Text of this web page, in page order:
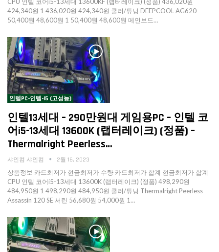
424,340원 1 436,020원 424,340원 쿨러/튜닝 DEEPCOOL AG620
50,400원 48,600원 1 50,400원 48,600원 메인보드…
인텔PC-인텔-I5 (고성능)
인텔13세대 – 290만원대 게임용PC – 인텔 코
어i5-13세대 13600K (랩터레이크) (정품) –
Thermalright Peerless…
샤인컴 샤인컴 2월 16, 2023
상품정보 카드최저가 현금최저가 수량 카드최저가 합계 현금최저가 합계
CPU 인텔 코어i5-13세대 13600K (랩터레이크) (정품) 498,290원
484,950원 1 498,290원 484,950원 쿨러/튜닝 Thermalright Peerless
Assassin 120 SE 서린 56,680원 54,000원 1…